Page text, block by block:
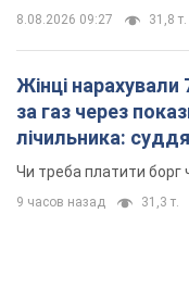
8.08.2026 09:27 31,8 т.
Жінці нарахували
за газ через
лічильника:
неочікуване
Чи треба платити борг
9 часов назад 31,3 т.